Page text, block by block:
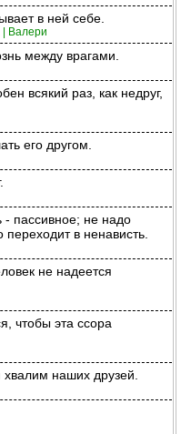
в ней себе.
| Валери
между врагами.
всякий раз, как недруг,
его другом.
- пассивное; не надо
переходит в ненависть.
не надеется
чтобы эта ссора
наших друзей.